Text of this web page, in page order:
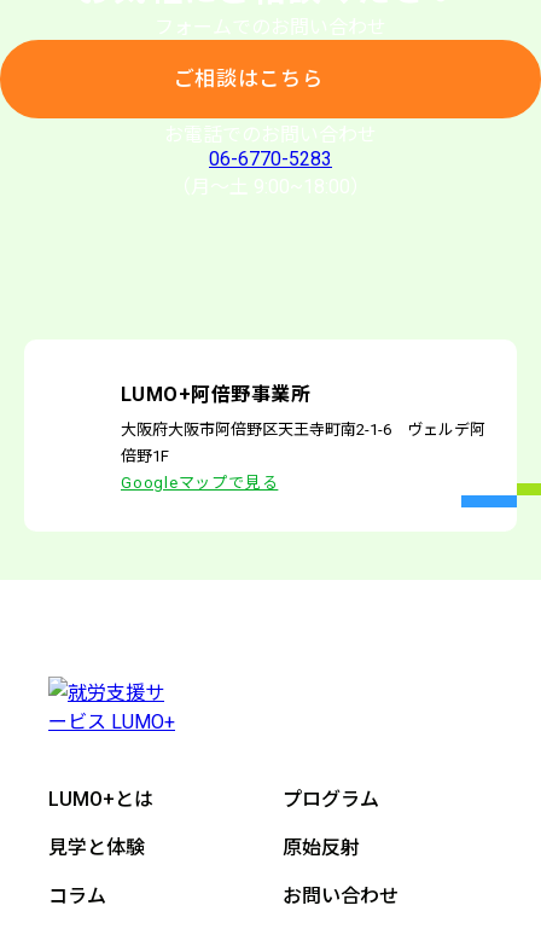
フォームでのお問い合わせ
ご相談はこちら
ご相談はこちら
お電話でのお問い合わせ
06-6770-5283
（月〜土 9:00~18:00）
LUMO+阿倍野事業所
大阪府大阪市阿倍野区天王寺町南2-1-6 ヴェルデ阿
倍野1F
Googleマップで見る
LUMO+とは プログラム
見学と体験 原始反射
コラム お問い合わせ